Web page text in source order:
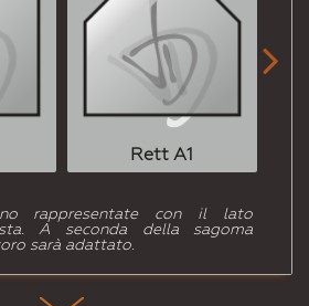
Rett A1

rappresentate con il lato
A seconda della sagoma
sarà adattato.